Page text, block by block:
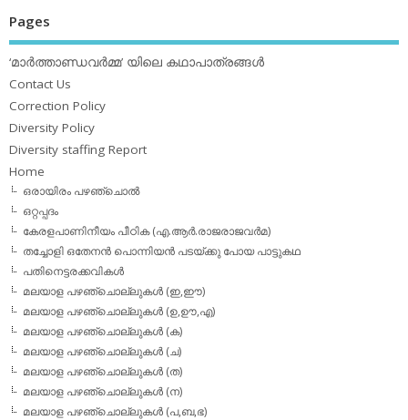
Pages
‘മാര്‍ത്താണ്ഡവര്‍മ്മ’ യിലെ കഥാപാത്രങ്ങള്‍
Contact Us
Correction Policy
Diversity Policy
Diversity staffing Report
Home
ഒരായിരം പഴഞ്ചൊല്‍
ഒറ്റപ്പദം
കേരളപാണിനീയം പീഠിക (എ.ആര്‍.രാജരാജവര്‍മ)
തച്ചോളി ഒതേനൻ പൊന്നിയൻ പടയ്‌ക്കു പോയ പാട്ടുകഥ
പതിനെട്ടരക്കവികള്‍
മലയാള പഴഞ്ചൊല്ലുകള്‍ (ഇ,ഈ)
മലയാള പഴഞ്ചൊല്ലുകള്‍ (ഉ,ഊ,എ)
മലയാള പഴഞ്ചൊല്ലുകള്‍ (ക)
മലയാള പഴഞ്ചൊല്ലുകള്‍ (ച)
മലയാള പഴഞ്ചൊല്ലുകള്‍ (ത)
മലയാള പഴഞ്ചൊല്ലുകള്‍ (ന)
മലയാള പഴഞ്ചൊല്ലുകള്‍ (പ,ബ,ഭ)